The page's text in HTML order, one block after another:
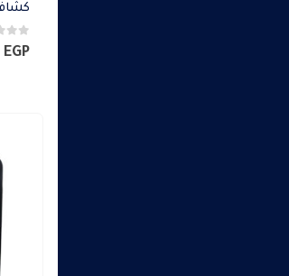
0من 5
EGP